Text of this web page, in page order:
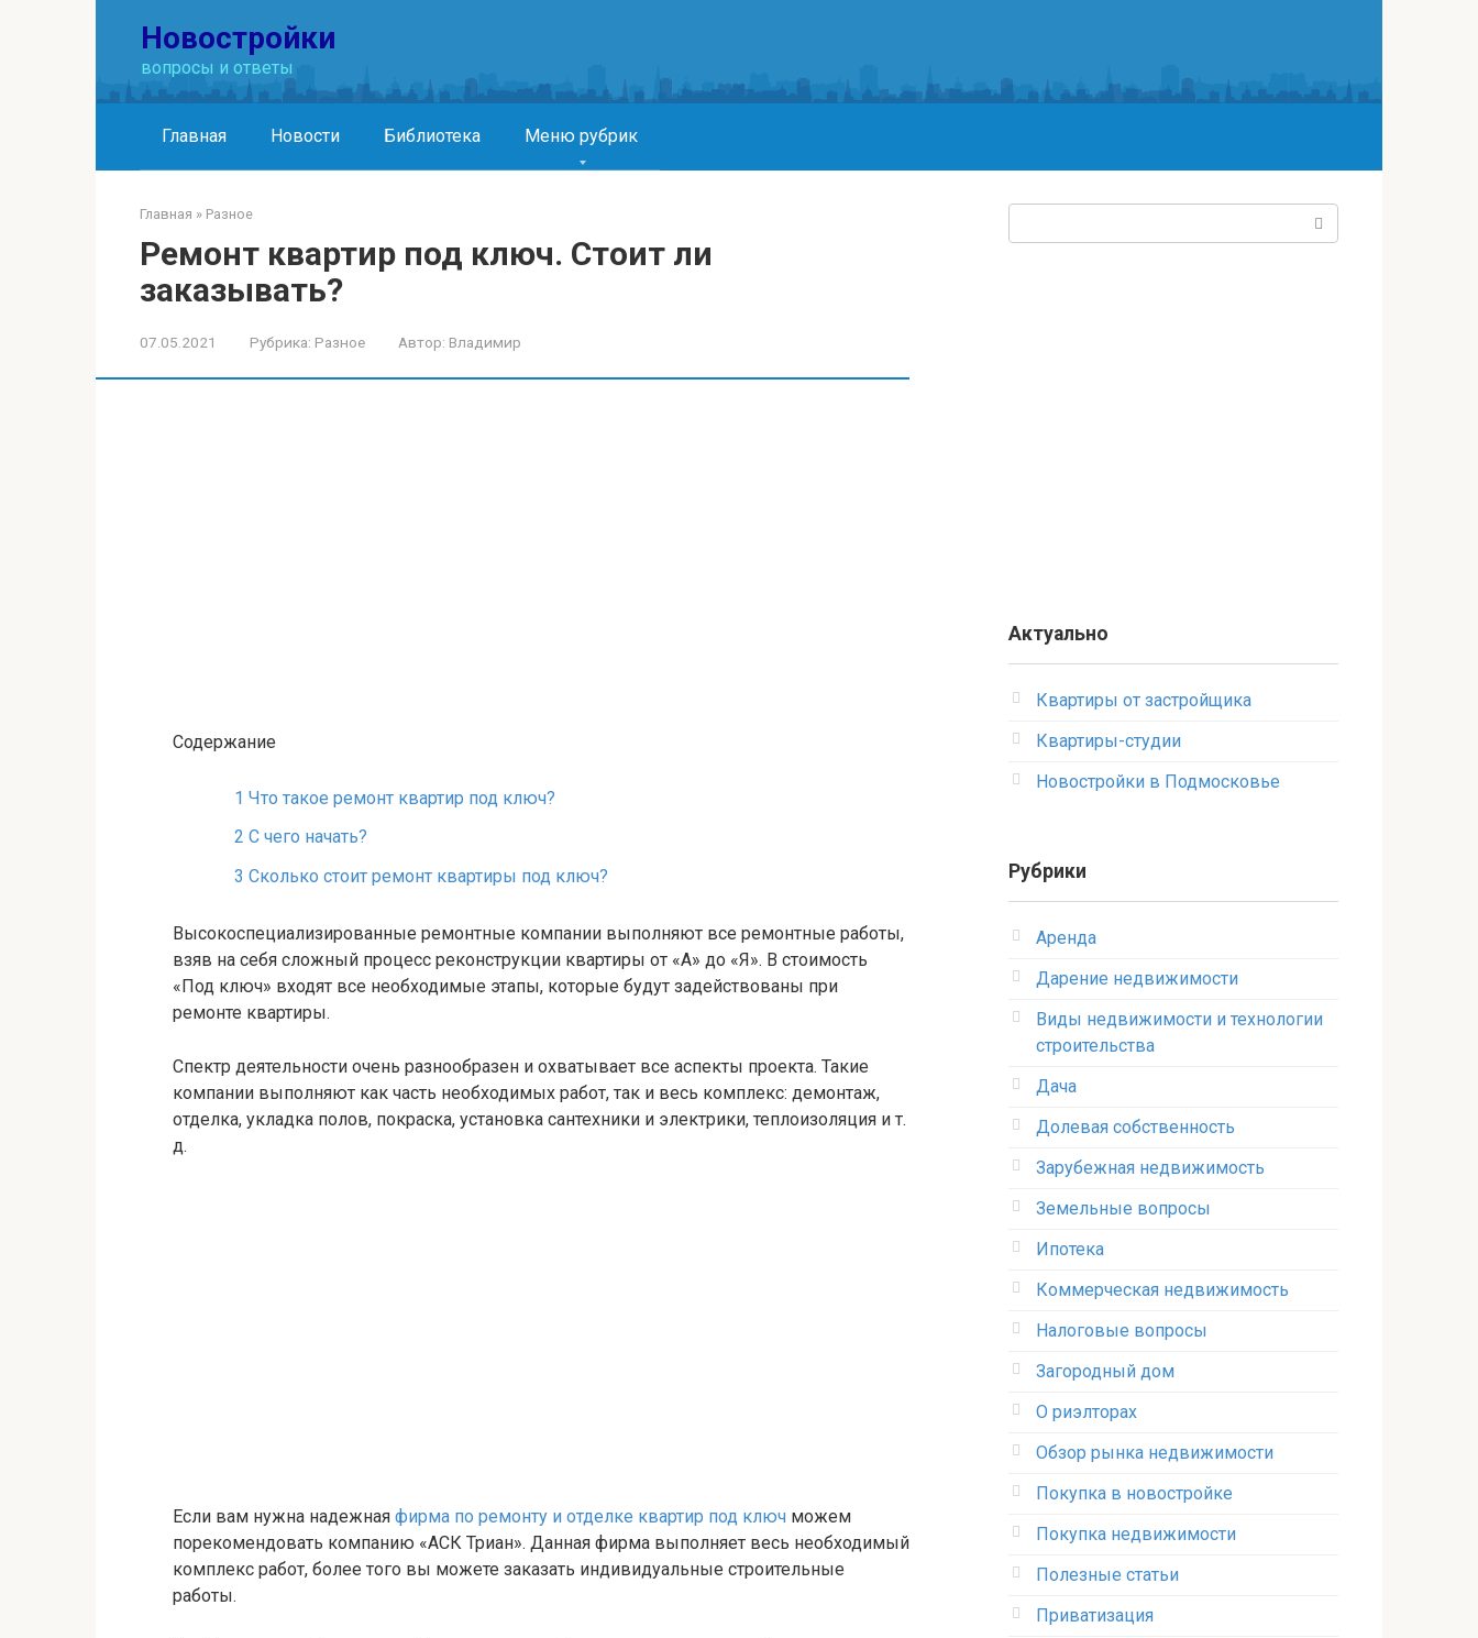
Новостройки
вопросы и ответы
Главная Новости Библиотека Меню рубрик
Главная » Разное
Ремонт квартир под ключ. Стоит ли
заказывать?
07.05.2021 Рубрика: Разное Автор: Владимир
Содержание
1 Что такое ремонт квартир под ключ?
2 С чего начать?
3 Сколько стоит ремонт квартиры под ключ?
Высокоспециализированные ремонтные компании выполняют все ремонтные работы,
взяв на себя сложный процесс реконструкции квартиры от «А» до «Я». В стоимость
«Под ключ» входят все необходимые этапы, которые будут задействованы при
ремонте квартиры.
Спектр деятельности очень разнообразен и охватывает все аспекты проекта. Такие
компании выполняют как часть необходимых работ, так и весь комплекс: демонтаж,
отделка, укладка полов, покраска, установка сантехники и электрики, теплоизоляция и т.
д.
Если вам нужна надежная фирма по ремонту и отделке квартир под ключ можем
порекомендовать компанию «АСК Триан». Данная фирма выполняет весь необходимый
комплекс работ, более того вы можете заказать индивидуальные строительные
работы.
Актуально
Квартиры от застройщика
Квартиры-студии
Новостройки в Подмосковье
Рубрики
Аренда
Дарение недвижимости
Виды недвижимости и технологии
строительства
Дача
Долевая собственность
Зарубежная недвижимость
Земельные вопросы
Ипотека
Коммерческая недвижимость
Налоговые вопросы
Загородный дом
О риэлторах
Обзор рынка недвижимости
Покупка в новостройке
Покупка недвижимости
Полезные статьи
Приватизация